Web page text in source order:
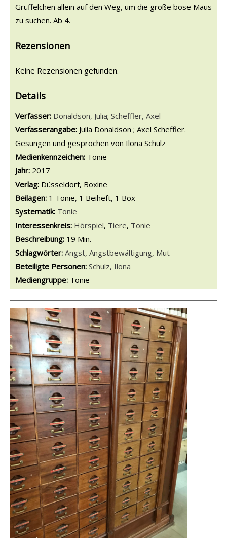
Grüffelchen allein auf den Weg, um die große böse Maus
zu suchen. Ab 4.
Rezensionen
Keine Rezensionen gefunden.
Details
Verfasser: Suche nach diesem Verfasser
Donaldson, Julia; Scheffler, Axel
Verfasserangabe: Julia Donaldson ; Axel Scheffler.
Gesungen und gesprochen von Ilona Schulz
Medienkennzeichen: Tonie
Jahr: 2017
Verlag: Düsseldorf, Boxine
Beilagen: 1 Tonie, 1 Beiheft, 1 Box
opens in new tab
Diesen Link in neuem Tab öffnen
Systematik: Suche nach dieser Systematik
Tonie
Interessenkreis: Suche nach diesem Interessenskreis
Hörspiel, Tiere, Tonie
Beschreibung: 19 Min.
Schlagwörter: Angst, Angstbewältigung, Mut
Beteiligte Personen: Suche nach dieser Beteiligten Person
Schulz, Ilona
Mediengruppe: Tonie